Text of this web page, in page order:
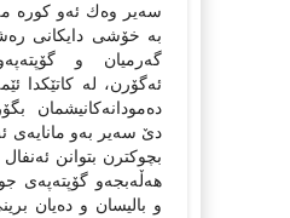
سەیر وەك ئەو كورە
بە خۆشی دایكانی
گەرمیان و
ئەگۆرن، لە كاتێكدا
دەمودانەكانیشمان
دێ سەیر بەو مانایەی
بچوكترن بتوانن ئەنفال
هەڵەبجەو
و بالیسان و دەیان